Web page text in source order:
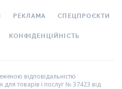
РЕКЛАМА СПЕЦПРОЄКТИ
КОНФІДЕНЦІЙНІСТЬ
відповідальністю
товарів і послуг № 37423 від